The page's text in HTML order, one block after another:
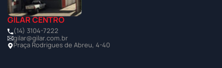
GILAR CENTRO
(14) 3104-7222
gilar@gilar.com.br
Praça Rodrigues de Abreu, 4-40